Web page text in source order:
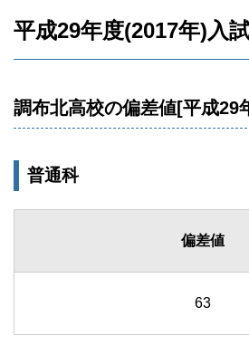
平成29年度(2017年)入
調布北高校の偏差値[平成29
普通科
偏差値
63